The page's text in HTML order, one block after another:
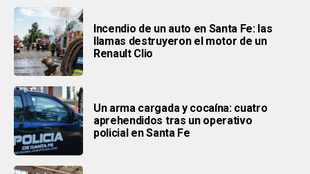
Incendio de un auto en Santa Fe: las
llamas destruyeron el motor de un
Renault Clio
Un arma cargada y cocaína: cuatro
aprehendidos tras un operativo
policial en Santa Fe